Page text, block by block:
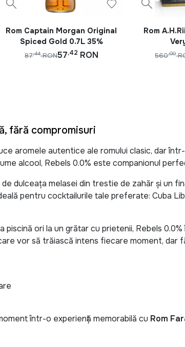
Rom Captain Morgan Original
Spiced Gold 0.7L 35%
57,42 RON
87,44 RON
Rom
560,00
fără compromisuri
aromele autentice ale romului clasic, dar
alcool, Rebels 0.0% este companionul
dulceața melasei din trestie de zahăr și un
pentru cocktailurile tale preferate: Cuba
piscină ori la un grătar cu prietenii, Rebels
vor să trăiască intens fiecare moment, dar
într-o experiență memorabilă cu Rom